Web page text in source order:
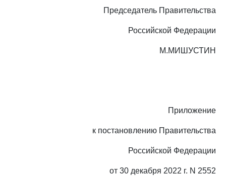
Председатель Правительства
Российской Федерации
М.МИШУСТИН
Приложение
к постановлению Правительства
Российской Федерации
от 30 декабря 2022 г. N 2552